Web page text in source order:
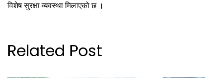
विशेष सुरक्षा व्यवस्था मिलाएको छ ।
Related Post